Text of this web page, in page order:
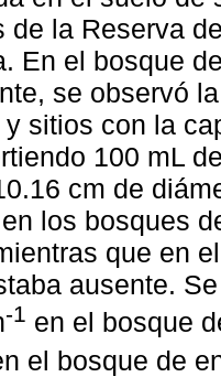
de la Reserva
En el bosque
se observó
sitios con la
100 mL
cm de
los bosques
que en
ausente.
-1 en el bosque
el bosque de